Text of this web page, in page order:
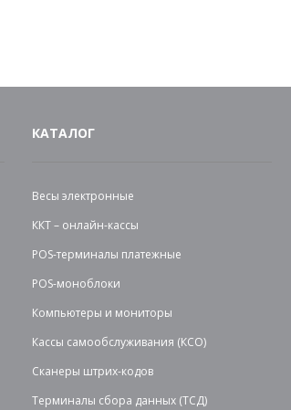
КАТАЛОГ
Весы электронные
ККТ – онлайн-кассы
POS-терминалы платежные
POS-моноблоки
Компьютеры и мониторы
Кассы самообслуживания (КСО)
Сканеры штрих-кодов
Терминалы сбора данных (ТСД)